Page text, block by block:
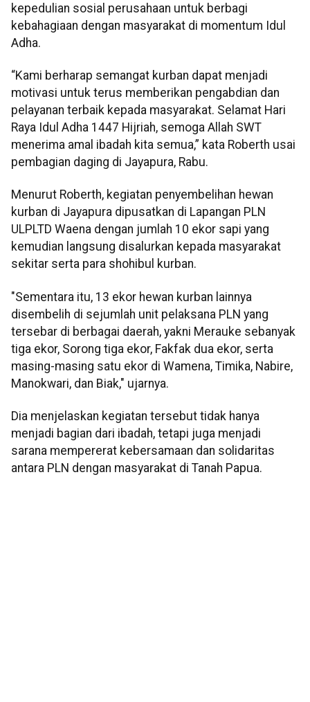
kepedulian sosial perusahaan untuk berbagi
kebahagiaan dengan masyarakat di momentum Idul
Adha.
“Kami berharap semangat kurban dapat menjadi
motivasi untuk terus memberikan pengabdian dan
pelayanan terbaik kepada masyarakat. Selamat Hari
Raya Idul Adha 1447 Hijriah, semoga Allah SWT
menerima amal ibadah kita semua,” kata Roberth usai
pembagian daging di Jayapura, Rabu.
Menurut Roberth, kegiatan penyembelihan hewan
kurban di Jayapura dipusatkan di Lapangan PLN
ULPLTD Waena dengan jumlah 10 ekor sapi yang
kemudian langsung disalurkan kepada masyarakat
sekitar serta para shohibul kurban.
"Sementara itu, 13 ekor hewan kurban lainnya
disembelih di sejumlah unit pelaksana PLN yang
tersebar di berbagai daerah, yakni Merauke sebanyak
tiga ekor, Sorong tiga ekor, Fakfak dua ekor, serta
masing-masing satu ekor di Wamena, Timika, Nabire,
Manokwari, dan Biak," ujarnya.
Dia menjelaskan kegiatan tersebut tidak hanya
menjadi bagian dari ibadah, tetapi juga menjadi
sarana mempererat kebersamaan dan solidaritas
antara PLN dengan masyarakat di Tanah Papua.